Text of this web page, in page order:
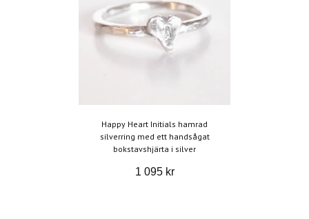
Happy Heart Initials hamrad
silverring med ett handsågat
bokstavshjärta i silver
1 095 kr